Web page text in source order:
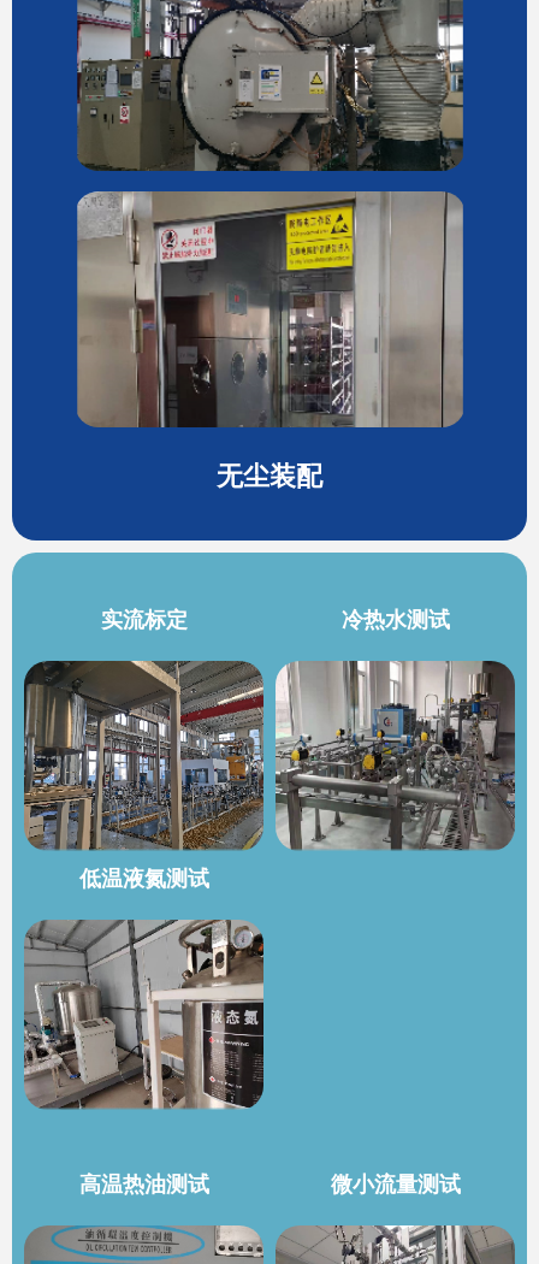
无尘装配
实流标定 冷热水测试
低温液氮测试
高温热油测试 微小流量测试